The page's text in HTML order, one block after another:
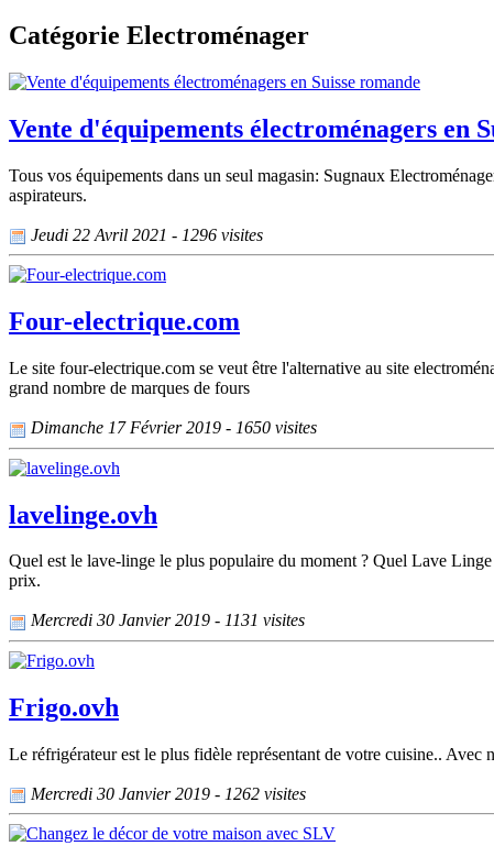
Catégorie Electroménager
Vente d'équipements électroménagers en
Tous vos équipements dans un seul magasin: Sugnaux
aspirateurs.
Jeudi 22 Avril 2021 - 1296 visites
Four-electrique.com
Le site four-electrique.com se veut être l'alternative au site
grand nombre de marques de fours
Dimanche 17 Février 2019 - 1650 visites
lavelinge.ovh
Quel est le lave-linge le plus populaire du moment ? Quel Lave
prix.
Mercredi 30 Janvier 2019 - 1131 visites
Frigo.ovh
Le réfrigérateur est le plus fidèle représentant de votre cuisine..
Mercredi 30 Janvier 2019 - 1262 visites